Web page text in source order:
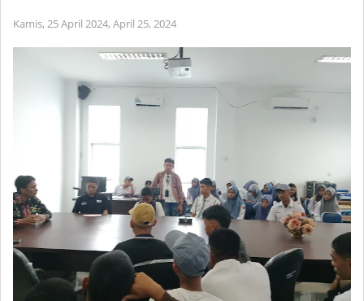
Kamis, 25 April 2024, April 25, 2024